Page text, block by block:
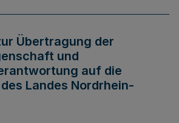
Übertragung der
und
auf die
Landes Nordrhein-